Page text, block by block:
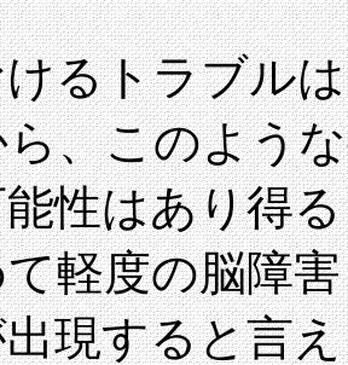
るトラブル
、このよう
性はあり得
軽度の脳障
現すると言